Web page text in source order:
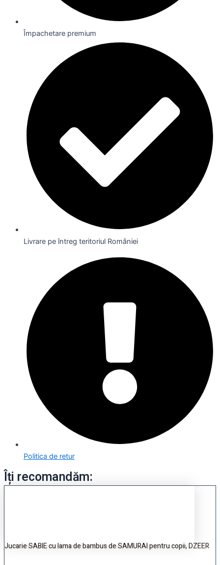
Împachetare premium
Livrare pe întreg teritoriul României
Politica de retur
Îți recomandăm:
Jucarie SABIE cu lama de bambus de SAMURAI pentru copii, DZEER